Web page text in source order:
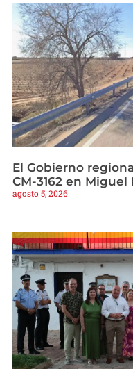
El Gobierno
CM-3162 en Miguel
agosto 5, 2026